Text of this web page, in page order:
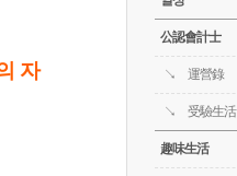
자
公認會計士
運營錄
受驗生活
趣味生活